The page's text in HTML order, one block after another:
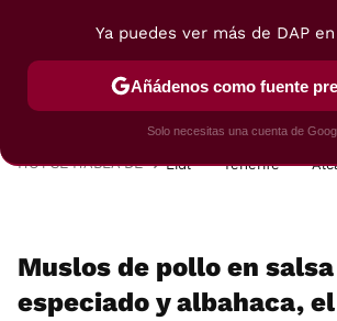
POSTRES VIAJES SELECCIÓN
HOY SE HABLA DE Lidl Tenerife
Muslos de pollo en
especiado y albahaca,
Ya puedes ver más de DAP
Añádenos como fuente
Solo necesitas una cuenta de